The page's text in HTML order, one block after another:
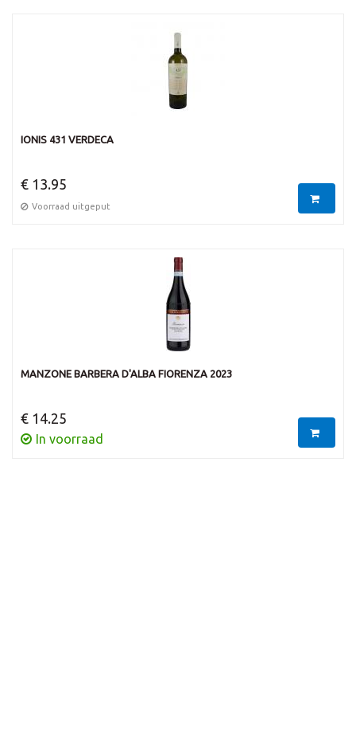
IONIS 431 VERDECA
€ 13.95
Voorraad uitgeput
MANZONE BARBERA D'ALBA FIORENZA 2023
€ 14.25
In voorraad